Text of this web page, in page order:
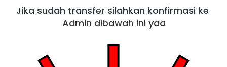
Jika sudah transfer silahkan konfirmasi ke
Admin dibawah ini yaa